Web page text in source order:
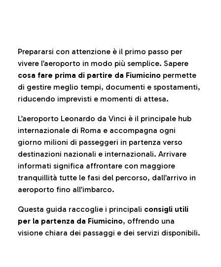
Prepararsi con attenzione è il primo passo per
vivere l’aeroporto in modo più semplice. Sapere
cosa fare prima di partire da Fiumicino permette
di gestire meglio tempi, documenti e spostamenti,
riducendo imprevisti e momenti di attesa.
L’aeroporto Leonardo da Vinci è il principale hub
internazionale di Roma e accompagna ogni
giorno milioni di passeggeri in partenza verso
destinazioni nazionali e internazionali. Arrivare
informati significa affrontare con maggiore
tranquillità tutte le fasi del percorso, dall’arrivo in
aeroporto fino all’imbarco.
Questa guida raccoglie i principali consigli utili
per la partenza da Fiumicino, offrendo una
visione chiara dei passaggi e dei servizi disponibili.